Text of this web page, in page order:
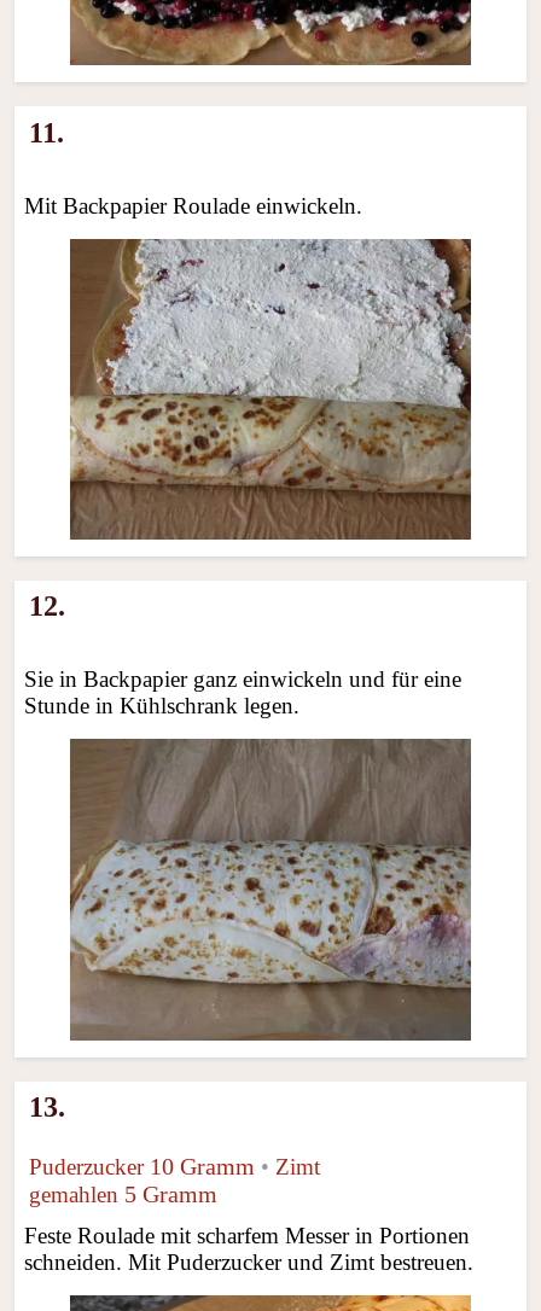
11.
Mit Backpapier Roulade einwickeln.
12.
Sie in Backpapier ganz einwickeln und für eine
Stunde in Kühlschrank legen.
13.
Puderzucker 10 Gramm • Zimt
gemahlen 5 Gramm
Feste Roulade mit scharfem Messer in Portionen
schneiden. Mit Puderzucker und Zimt bestreuen.